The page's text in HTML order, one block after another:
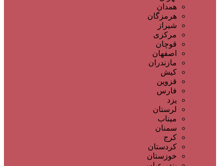
همدان
هرمزگان
شیراز
مرکزی
قوچان
اصفهان
مازندران
کیش
قزوین
فارس
یزد
لرستان
میناب
سمنان
کرج
کردستان
خوزستان